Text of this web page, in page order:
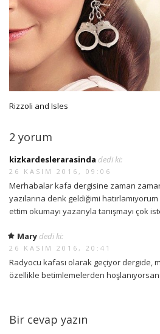
Rizzoli and Isles
2 yorum
kizkardeslerarasinda dedi ki:
26 KASIM 2016, 09:06
Merhabalar kafa dergisine zaman
yazılarına denk geldiğimi
ettim okumayı yazarıyla tanışmayı çok
Mary dedi ki:
26 KASIM 2016, 20:41
Radyocu kafası olarak geçiyor dergide,
özellikle betimlemelerden
Bir cevap yazın